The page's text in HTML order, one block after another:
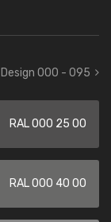
000 - 095
RAL 000 25 00
RAL 000 40 00